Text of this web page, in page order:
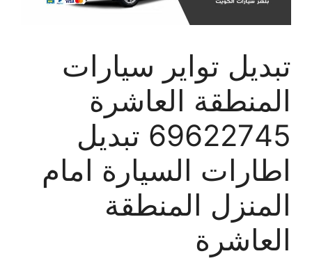
تبديل تواير سيارات
المنطقة العاشرة
69622745 تبديل
اطارات السيارة امام
المنزل المنطقة
العاشرة